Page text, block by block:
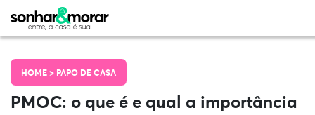
HOME > PAPO DE CASA
PMOC: o que é e qual a importância